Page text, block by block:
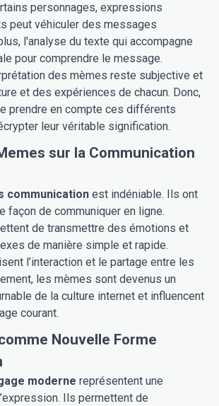
personnages, expressions
peut véhiculer des messages
l'analyse du texte qui accompagne
pour comprendre le message.
des mèmes reste subjective et
et des expériences de chacun. Donc,
prendre en compte ces différents
leur véritable signification.
sur la Communication
communication est indéniable. Ils ont
façon de communiquer en ligne.
de transmettre des émotions et
de manière simple et rapide.
l’interaction et le partage entre les
les mèmes sont devenus un
de la culture internet et influencent
courant.
Nouvelle Forme
moderne représentent une
Ils permettent de